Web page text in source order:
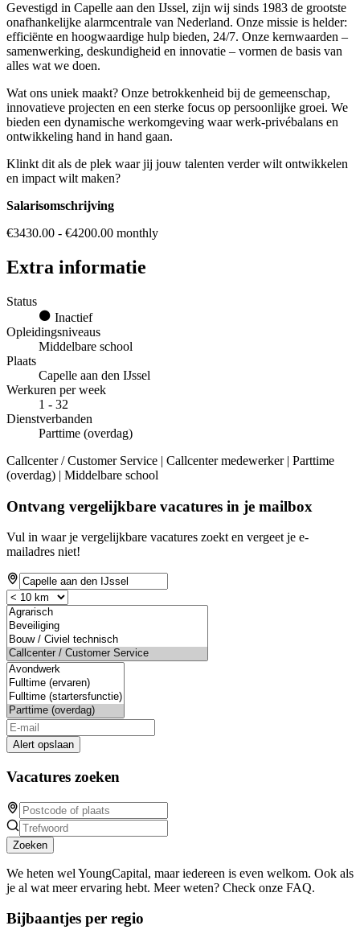
Gevestigd in Capelle aan den IJssel, zijn wij sinds 1983 de grootste
onafhankelijke alarmcentrale van Nederland. Onze missie is helder:
efficiënte en hoogwaardige hulp bieden, 24/7. Onze kernwaarden –
samenwerking, deskundigheid en innovatie – vormen de basis van
alles wat we doen.
Wat ons uniek maakt? Onze betrokkenheid bij de gemeenschap,
innovatieve projecten en een sterke focus op persoonlijke groei. We
bieden een dynamische werkomgeving waar werk-privébalans en
ontwikkeling hand in hand gaan.
Klinkt dit als de plek waar jij jouw talenten verder wilt ontwikkelen
en impact wilt maken?
Salarisomschrijving
€3430.00 - €4200.00 monthly
Extra informatie
Status
Inactief
Opleidingsniveaus
Middelbare school
Plaats
Capelle aan den IJssel
Werkuren per week
1 - 32
Dienstverbanden
Parttime (overdag)
Callcenter / Customer Service | Callcenter medewerker | Parttime
(overdag) | Middelbare school
Ontvang vergelijkbare vacatures in je mailbox
Vul in waar je vergelijkbare vacatures zoekt en vergeet je e-
mailadres niet!
Alert opslaan
Vacatures zoeken
Zoeken
We heten wel YoungCapital, maar iedereen is even welkom. Ook als
je al wat meer ervaring hebt. Meer weten? Check onze FAQ.
Bijbaantjes per regio